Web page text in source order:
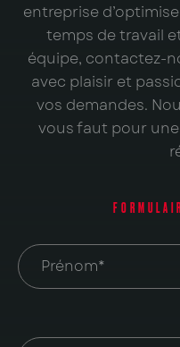
entreprise
temps de travail
équipe, contactez-
avec plaisir et
vos demandes.
vous faut pour